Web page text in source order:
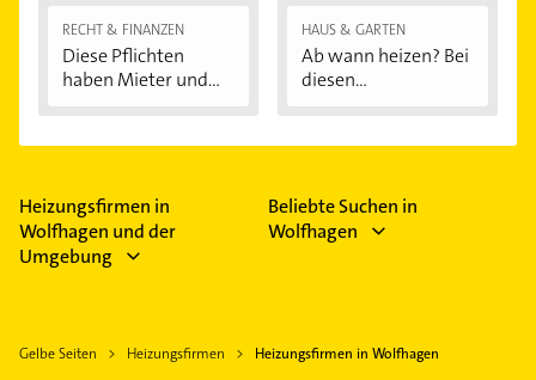
RECHT & FINANZEN
Diese Pflichten
haben Mieter und...
HAUS & GARTEN
Ab wann heizen? Bei
diesen
Heizungsfirmen in
Wolfhagen und der
Umgebung
Beliebte Suchen in
Wolfhagen
Gelbe Seiten Heizungsfirmen Heizungsfirmen in Wolfhagen